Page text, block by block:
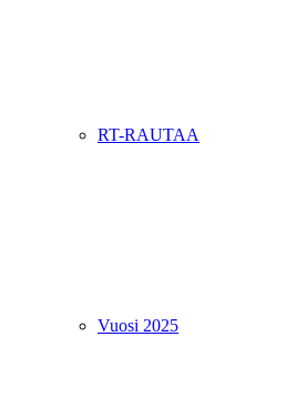
RT-RAUTAA
Vuosi 2025